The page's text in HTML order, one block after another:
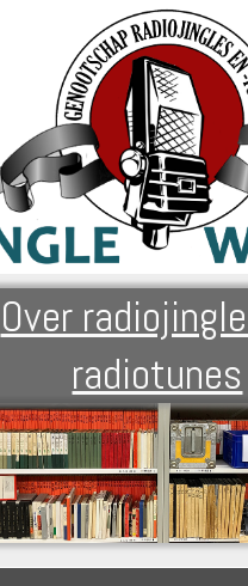
Over
radiotunes